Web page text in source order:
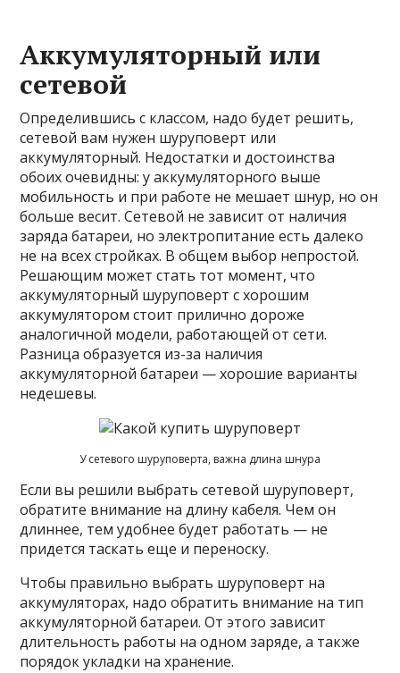
Аккумуляторный или
сетевой
Определившись с классом, надо будет решить,
сетевой вам нужен шуруповерт или
аккумуляторный. Недостатки и достоинства
обоих очевидны: у аккумуляторного выше
мобильность и при работе не мешает шнур, но он
больше весит. Сетевой не зависит от наличия
заряда батареи, но электропитание есть далеко
не на всех стройках. В общем выбор непростой.
Решающим может стать тот момент, что
аккумуляторный шуруповерт с хорошим
аккумулятором стоит прилично дороже
аналогичной модели, работающей от сети.
Разница образуется из-за наличия
аккумуляторной батареи — хорошие варианты
недешевы.
У сетевого шуруповерта, важна длина шнура
Если вы решили выбрать сетевой шуруповерт,
обратите внимание на длину кабеля. Чем он
длиннее, тем удобнее будет работать — не
придется таскать еще и переноску.
Чтобы правильно выбрать шуруповерт на
аккумуляторах, надо обратить внимание на тип
аккумуляторной батареи. От этого зависит
длительность работы на одном заряде, а также
порядок укладки на хранение.